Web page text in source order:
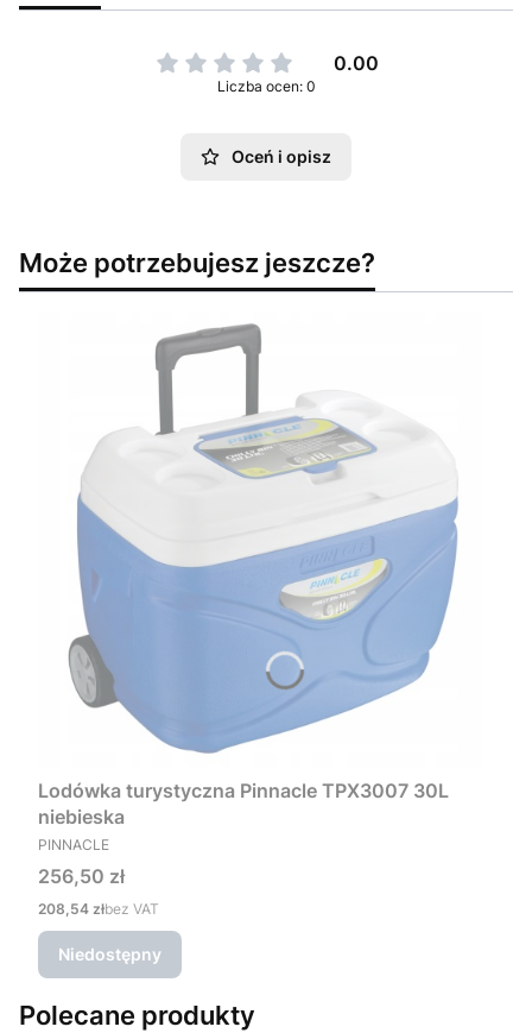
0.00
Liczba ocen: 0
Oceń i opisz
Może potrzebujesz jeszcze?
Lodówka turystyczna Pinnacle TPX3007 30L
niebieska
PRODUCENT
PINNACLE
Cena
256,50 zł
Cena
208,54 złbez VAT
Niedostępny
Polecane produkty